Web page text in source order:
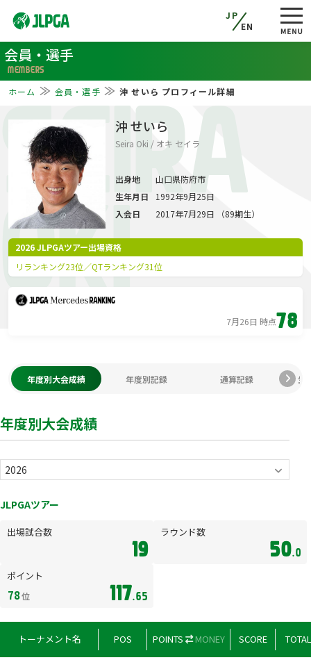
JP
EN
会員・選手
MEMBERS
ホーム 会員・選手 沖 せいら プロフィール詳細
SEIRA
OKI
沖 せいら
Seira Oki / オキ セイラ
2026 JLPGAツアー出場資格
リランキング23位／QTランキング31位
出身地
山口県防府市
生年月日
1992年9月25日
入会日
2017年7月29日 （89期生）
7月26日 時点78
年度別大会成績 年度別記録 通算記録 生
年度別大会成績
JLPGAツアー
出場試合数
19
ラウンド数
50.0
ポイント
117.65
78位
トーナメント名 POS POINTS MONEY SCORE TOTAL